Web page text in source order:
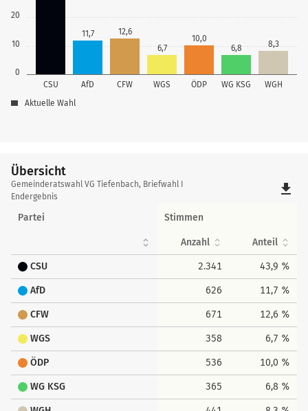
0
10
20
CSU AfD CFW WGS ÖDP WG KSG WGH
11,7
12,6
6,7
10,0
6,8
8,3
Aktuelle Wahl
Übersicht
Übersicht
Gemeinderatswahl VG Tiefenbach, Briefwahl I
Endergebnis
file_download
Partei Stimmen
Anzahl Anteil
CSU 2.341 43,9 %
AfD 626 11,7 %
CFW 671 12,6 %
WGS 358 6,7 %
ÖDP 536 10,0 %
WG KSG 365 6,8 %